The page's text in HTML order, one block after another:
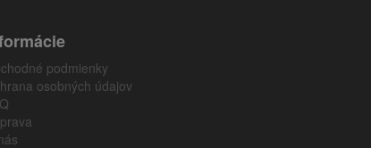
podmienky
osobných údajov